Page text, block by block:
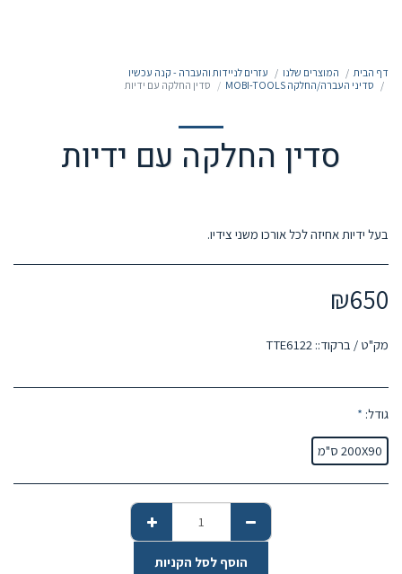
דף הבית המוצרים שלנו
עזרים לניידות והעברה - קנה עכשיו
סדיני העברה/החלקה MOBI-TOOLS
סדין החלקה עם ידיות
סדין החלקה עם ידיות
בעל ידיות אחיזה לכל אורכו משני צידיו.
₪650
מק"ט / ברקוד::TTE6122
גודל:*
200X90 ס"מ
הוסף לסל הקניות